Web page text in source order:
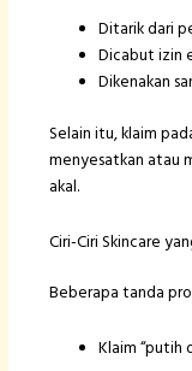
Ditarik dari
Dicabut izin
Dikenakan
Selain itu, klaim
menyesatkan atau
akal.
Ciri-Ciri Skincare
Beberapa tanda
Klaim “putih